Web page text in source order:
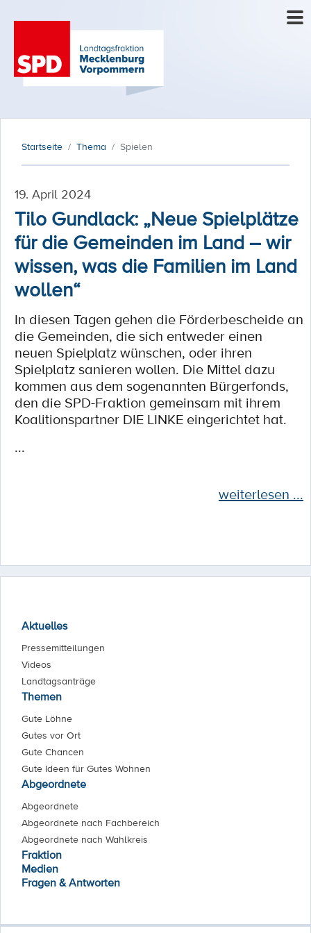
Startseite Thema Spielen
19. April 2024
Tilo Gundlack: „Neue Spielplätze
für die Gemeinden im Land – wir
wissen, was die Familien im Land
wollen“
In diesen Tagen gehen die Förderbescheide an
die Gemeinden, die sich entweder einen
neuen Spielplatz wünschen, oder ihren
Spielplatz sanieren wollen. Die Mittel dazu
kommen aus dem sogenannten Bürgerfonds,
den die SPD-Fraktion gemeinsam mit ihrem
Koalitionspartner DIE LINKE eingerichtet hat.
...
weiterlesen ...
Aktuelles
Pressemitteilungen
Videos
Landtagsanträge
Themen
Gute Löhne
Gutes vor Ort
Gute Chancen
Gute Ideen für Gutes Wohnen
Abgeordnete
Abgeordnete
Abgeordnete nach Fachbereich
Abgeordnete nach Wahlkreis
Fraktion
Medien
Fragen & Antworten